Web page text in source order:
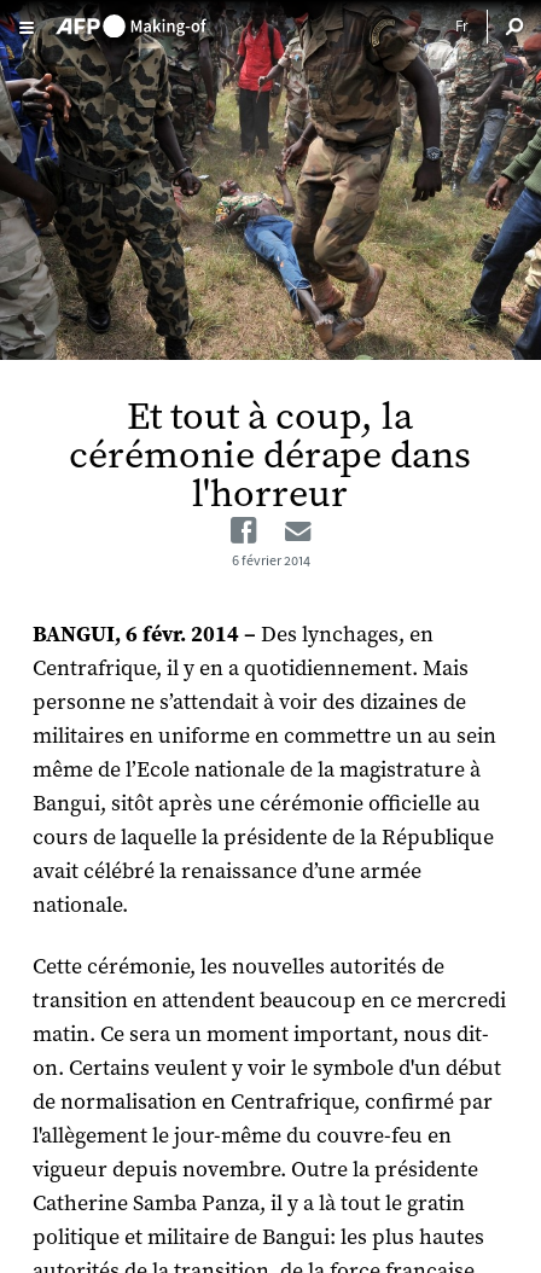
Aller au contenu principal
Et tout à coup, la
cérémonie dérape dans
l'horreur
Facebook
6 février 2014
BANGUI, 6 févr. 2014 – Des lynchages, en
Centrafrique, il y en a quotidiennement. Mais
personne ne s’attendait à voir des dizaines de
militaires en uniforme en commettre un au sein
même de l’Ecole nationale de la magistrature à
Bangui, sitôt après une cérémonie officielle au
cours de laquelle la présidente de la République
avait célébré la renaissance d’une armée
nationale.
Cette cérémonie, les nouvelles autorités de
transition en attendent beaucoup en ce mercredi
matin. Ce sera un moment important, nous dit-
on. Certains veulent y voir le symbole d'un début
de normalisation en Centrafrique, confirmé par
l'allègement le jour-même du couvre-feu en
vigueur depuis novembre. Outre la présidente
Catherine Samba Panza, il y a là tout le gratin
politique et militaire de Bangui: les plus hautes